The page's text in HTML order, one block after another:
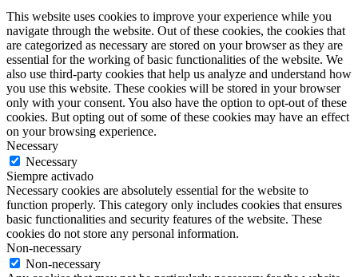
This website uses cookies to improve your experience while you
navigate through the website. Out of these cookies, the cookies that
are categorized as necessary are stored on your browser as they are
essential for the working of basic functionalities of the website. We
also use third-party cookies that help us analyze and understand how
you use this website. These cookies will be stored in your browser
only with your consent. You also have the option to opt-out of these
cookies. But opting out of some of these cookies may have an effect
on your browsing experience.
Necessary
Necessary
Siempre activado
Necessary cookies are absolutely essential for the website to
function properly. This category only includes cookies that ensures
basic functionalities and security features of the website. These
cookies do not store any personal information.
Non-necessary
Non-necessary